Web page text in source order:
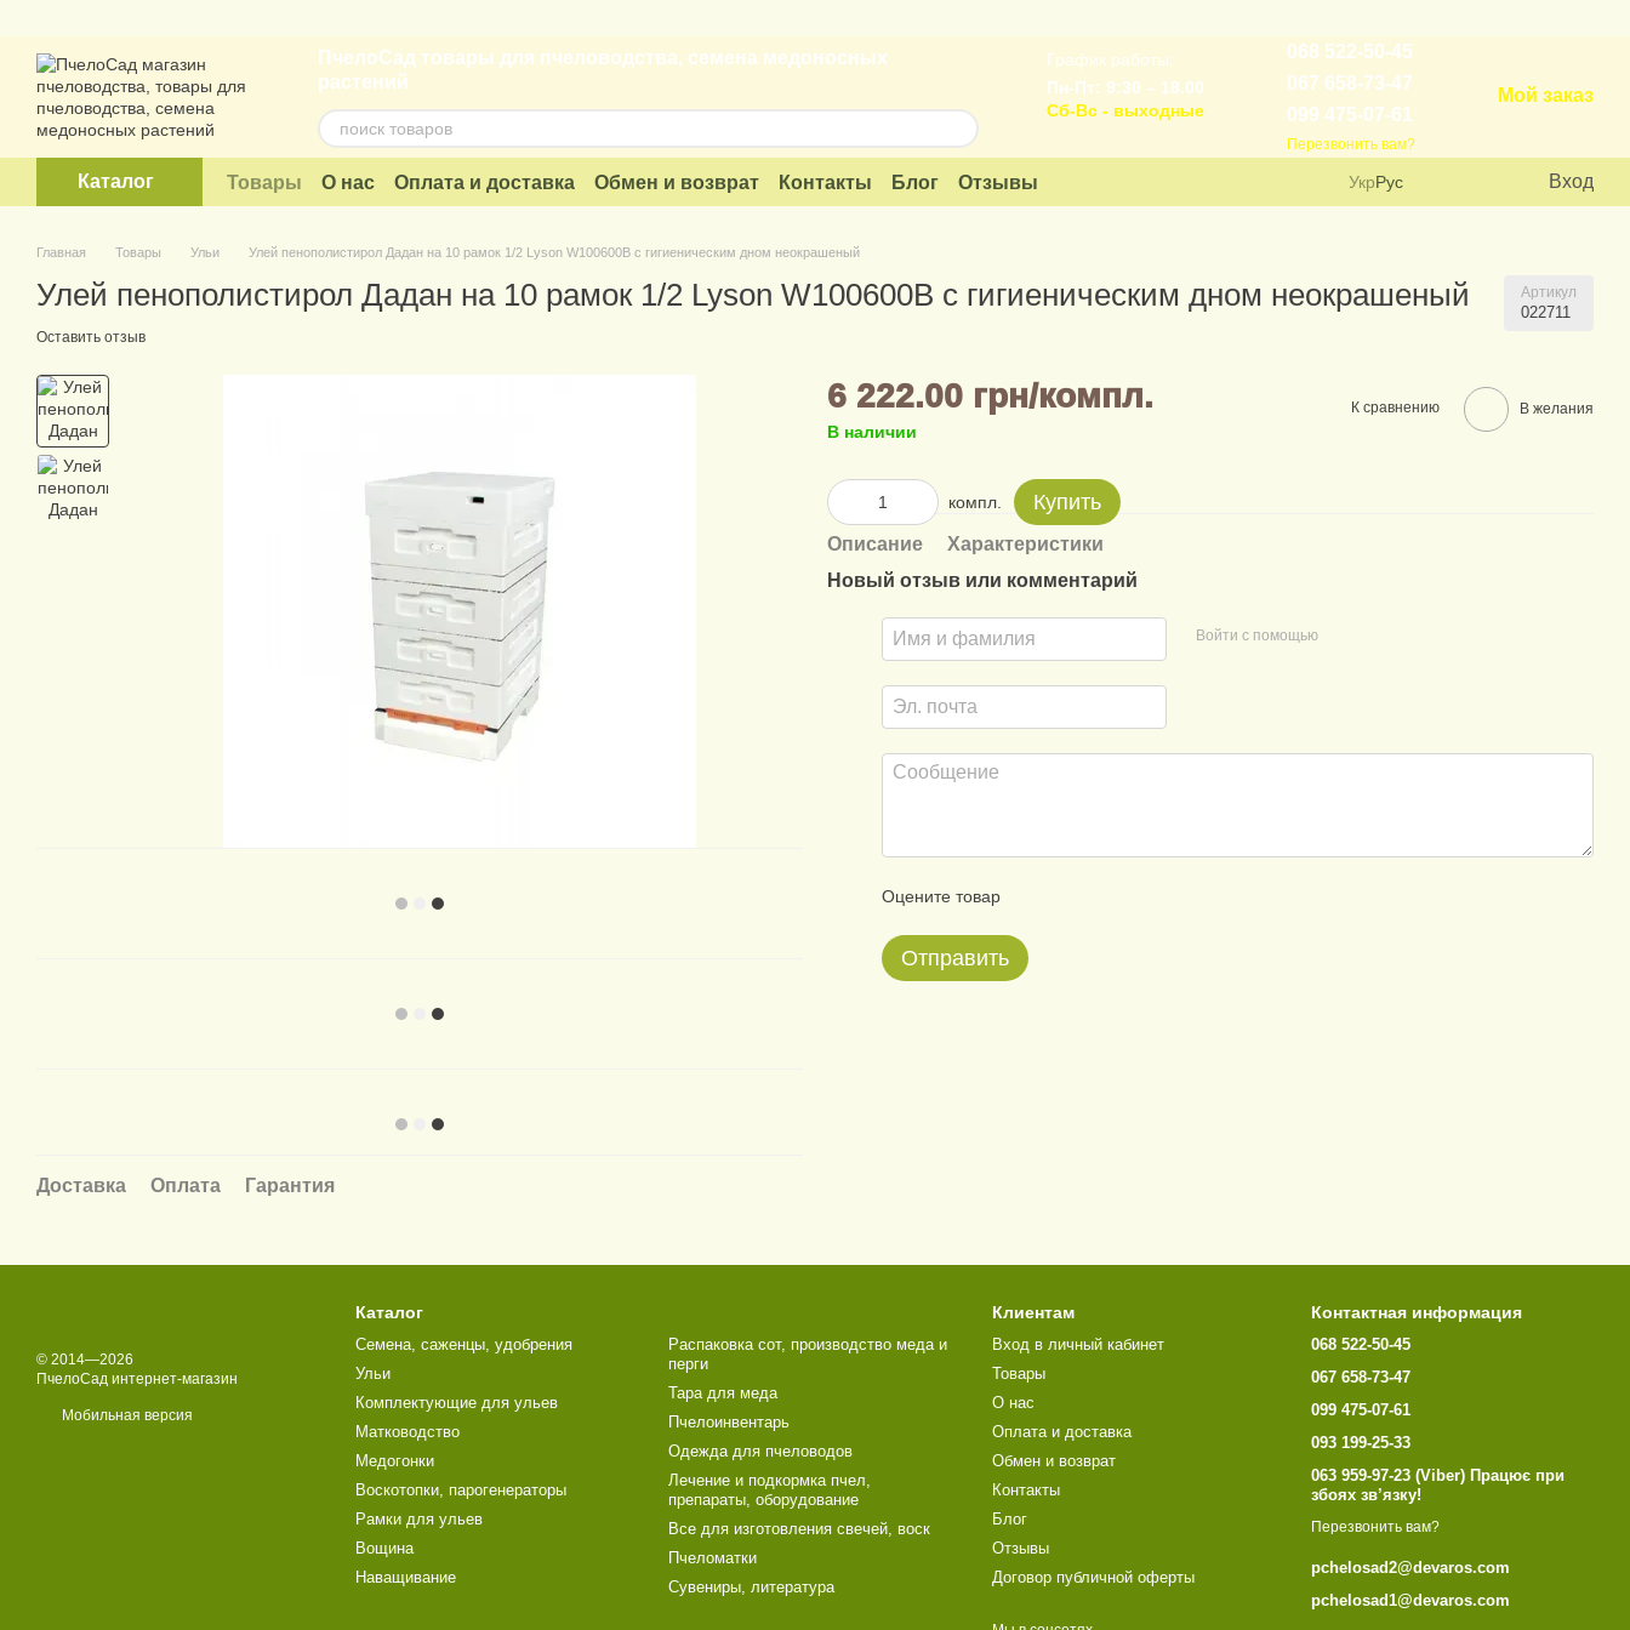
ПчелоСад товары для пчеловодства, семена медоносных
растений
График работы:
Пн-Пт: 9:30 – 18.00
Сб-Вс - выходные
068 522-50-45
067 658-73-47
099 475-07-61
Перезвонить вам?
Мой заказ
Каталог Товары О нас Оплата и доставка Обмен и возврат Контакты Блог
Отзывы
Договор публичной оферты
УкрРус Вход
Главная Товары Ульи Улей пенополистирол Дадан на 10 рамок 1/2 Lyson W100600B с гигиеническим дном неокрашеный
Улей пенополистирол Дадан на 10 рамок 1/2 Lyson W100600B с гигиеническим дном неокрашеный Артикул
022711
Оставить отзыв
Доставка Оплата Гарантия
6 222.00 грн/компл.
В наличии
К сравнению В желания
компл. Купить
Описание
Характеристики
Новый отзыв или комментарий
Войти с помощью
Оцените товар
Отправить
© 2014—2026
ПчелоСад интернет-магазин
Мобильная версия
Каталог
Семена, саженцы, удобрения
Ульи
Комплектующие для ульев
Матководство
Медогонки
Воскотопки, парогенераторы
Рамки для ульев
Вощина
Наващивание
Распаковка сот, производство меда и
перги
Тара для меда
Пчелоинвентарь
Одежда для пчеловодов
Лечение и подкормка пчел,
препараты, оборудование
Все для изготовления свечей, воск
Пчеломатки
Сувениры, литература
Клиентам
Вход в личный кабинет
Товары
О нас
Оплата и доставка
Обмен и возврат
Контакты
Блог
Отзывы
Договор публичной оферты
Контактная информация
068 522-50-45
067 658-73-47
099 475-07-61
093 199-25-33
063 959-97-23 (Viber) Працює при
збоях зв’язку!
Перезвонить вам?
pchelosad2@devaros.com
pchelosad1@devaros.com